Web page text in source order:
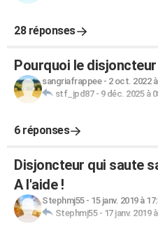
28 réponses
Pourquoi le
sangriafrappee- 2 oct. 2022
stf_jpd87- 9 déc. 2025 à
6 réponses
Disjoncteur qui saute
A l'aide !
Stephmj55- 15 janv. 2019 à
Stephmj55- 17 janv. 2019